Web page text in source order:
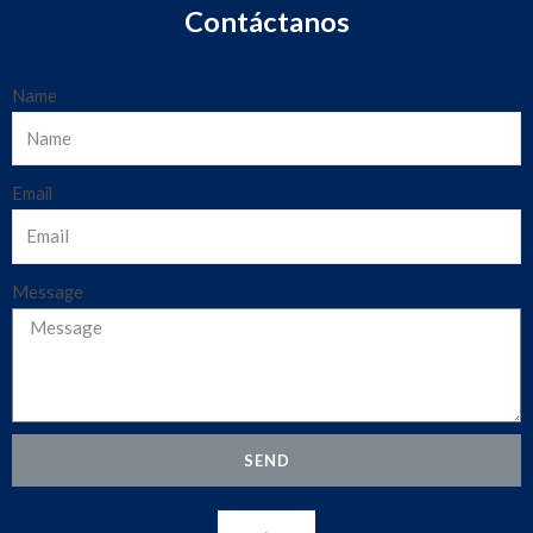
Contáctanos
Name
Email
Message
SEND